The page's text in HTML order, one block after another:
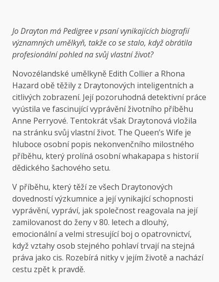
Jo Drayton má Pedigree v psaní vynikajících biografií
významných umělkyň, takže co se stalo, když obrátila
profesionální pohled na svůj vlastní život?
Novozélandské umělkyně Edith Collier a Rhona
Hazard obě těžily z Draytonových inteligentních a
citlivých zobrazení. Její pozoruhodná detektivní práce
vyústila ve fascinující vyprávění životního příběhu
Anne Perryové. Tentokrát však Draytonová vložila
na stránku svůj vlastní život. The Queen’s Wife je
hluboce osobní popis nekonvenčního milostného
příběhu, který prolíná osobní whakapapa s historií
dědického šachového setu.
V příběhu, který těží ze všech Draytonových
dovedností výzkumnice a její vynikající schopnosti
vyprávění, vypráví, jak společnost reagovala na její
zamilovanost do ženy v 80. letech a dlouhý,
emocionální a velmi stresující boj o opatrovnictví,
když vztahy osob stejného pohlaví trvají na stejná
práva jako cis. Rozebírá nitky v jejím životě a nachází
cestu zpět k pravdě.